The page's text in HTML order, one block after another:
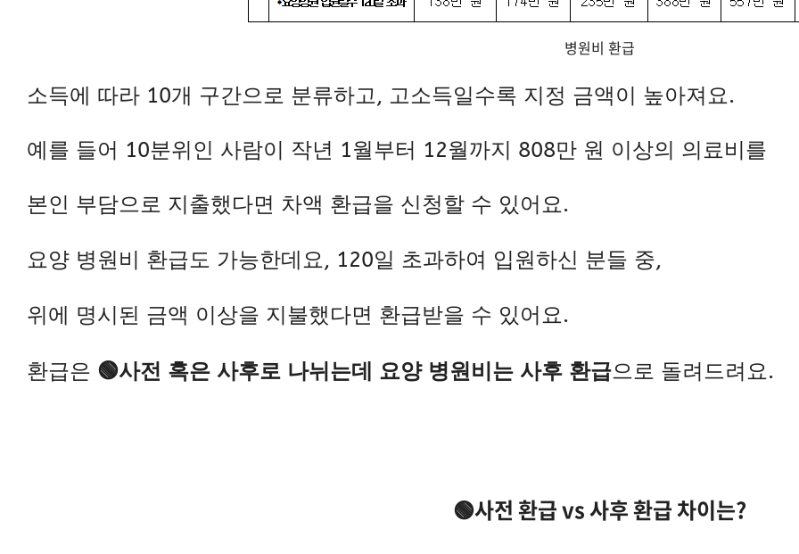
병원비 환급
소득에 따라 10개 구간으로 분류하고, 고소득일수록 지정 금액이 높아져요.
예를 들어 10분위인 사람이 작년 1월부터 12월까지 808만 원 이상의 의료비를
본인 부담으로 지출했다면 차액 환급을 신청할 수 있어요.
요양 병원비 환급도 가능한데요, 120일 초과하여 입원하신 분들 중,
위에 명시된 금액 이상을 지불했다면 환급받을 수 있어요.
환급은 🟢사전 혹은 사후로 나뉘는데 요양 병원비는 사후 환급으로 돌려드려요.
🟢사전 환급 vs 사후 환급 차이는?